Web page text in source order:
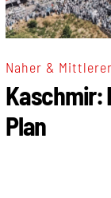
Naher &
Kaschmir:
Plan